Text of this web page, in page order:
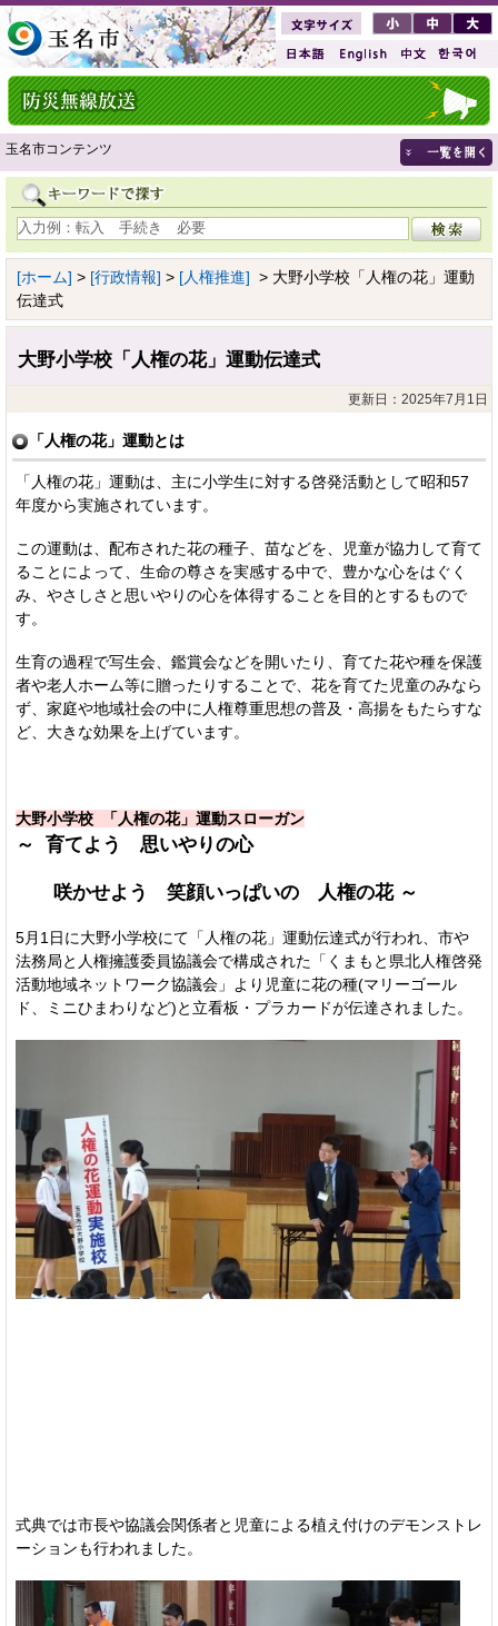
玉名市コンテンツ
[ホーム] > [行政情報] > [人権推進] > 大野小学校「人権の花」運動
伝達式
大野小学校「人権の花」運動伝達式
更新日：2025年7月1日
「人権の花」運動とは
「人権の花」運動は、主に小学生に対する啓発活動として昭和57
年度から実施されています。
この運動は、配布された花の種子、苗などを、児童が協力して育て
ることによって、生命の尊さを実感する中で、豊かな心をはぐく
み、やさしさと思いやりの心を体得することを目的とするもので
す。
生育の過程で写生会、鑑賞会などを開いたり、育てた花や種を保護
者や老人ホーム等に贈ったりすることで、花を育てた児童のみなら
ず、家庭や地域社会の中に人権尊重思想の普及・高揚をもたらすな
ど、大きな効果を上げています。
大野小学校 「人権の花」運動スローガン
～ 育てよう 思いやりの心
咲かせよう 笑顔いっぱいの 人権の花 ～
5月1日に大野小学校にて「人権の花」運動伝達式が行われ、市や
法務局と人権擁護委員協議会で構成された「くまもと県北人権啓発
活動地域ネットワーク協議会」より児童に花の種(マリーゴール
ド、ミニひまわりなど)と立看板・プラカードが伝達されました。
式典では市長や協議会関係者と児童による植え付けのデモンストレ
ーションも行われました。